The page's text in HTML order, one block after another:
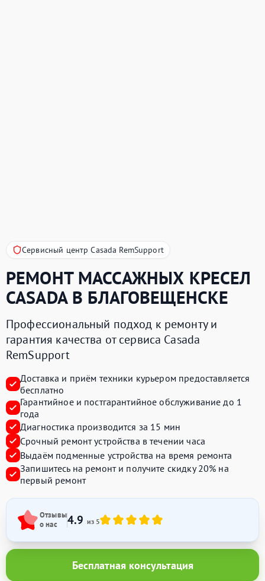
Сервисный центр Casada RemSupport
РЕМОНТ МАССАЖНЫХ КРЕСЕЛ
CASADAВ БЛАГОВЕЩЕНСКЕ
Профессиональный подход к ремонту и
гарантия качества от сервиса Casada
RemSupport
Доставка и приём техники курьером предоставляется
бесплатно
Гарантийное и постгарантийное обслуживание до 1
года
Диагностика производится за 15 мин
Срочный ремонт устройства в течении часа
Выдаём подменные устройства на время ремонта
Запишитесь на ремонт и получите скидку 20% на
первый ремонт
Отзывы
о нас
4.9 из 5
Бесплатная консультация